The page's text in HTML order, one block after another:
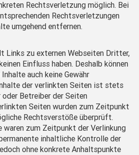
Rechtsverletzung möglich. Bei
Rechtsverletzungen
umgehend entfernen.
Links zu externen Webseiten Dritter,
Einfluss haben. Deshalb können
auch keine Gewähr
der verlinkten Seiten ist stets
Betreiber der Seiten
Seiten wurden zum Zeitpunkt
Rechtsverstöße überprüft.
waren zum Zeitpunkt der Verlinkung
inhaltliche Kontrolle der
ohne konkrete Anhaltspunkte